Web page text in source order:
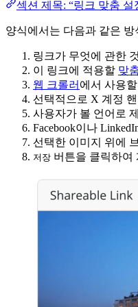
섹션 제목: “링크 맞춤 설
양식에서는 다음과 같은
링크가 무엇에 관한
이 링크에 적용할 맞
웹 크롤러 에서 사용
선택적으로 X 계정
사용자가 볼 언어로
Facebook이나
선택한 이미지 위에
저장 버튼을 클릭하여